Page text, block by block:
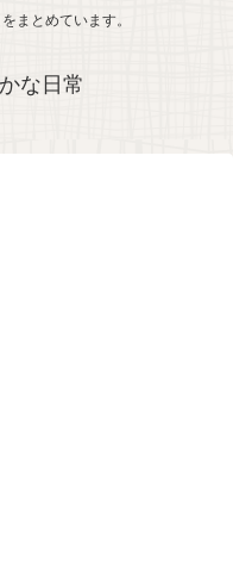
まとめています。
な日常